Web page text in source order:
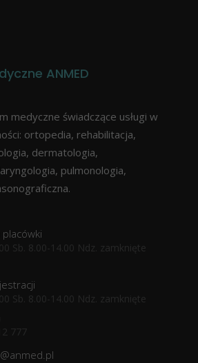
ANMED
medyczne świadczące usługi w
ortopedia, rehabilitacja,
dermatologia,
pulmonologia,
Sb. 8.00-14.00 Ndz. zamknięte
Sb. 8.00-14.00 Ndz. zamknięte
777